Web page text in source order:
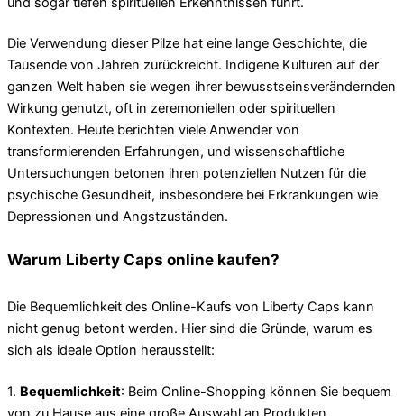
Die Verwendung dieser Pilze hat eine lange Geschichte, die
Tausende von Jahren zurückreicht. Indigene Kulturen auf der
ganzen Welt haben sie wegen ihrer bewusstseinsverändernden
Wirkung genutzt, oft in zeremoniellen oder spirituellen
Kontexten. Heute berichten viele Anwender von
transformierenden Erfahrungen, und wissenschaftliche
Untersuchungen betonen ihren potenziellen Nutzen für die
psychische Gesundheit, insbesondere bei Erkrankungen wie
Depressionen und Angstzuständen.
Warum Liberty Caps online kaufen?
Die Bequemlichkeit des Online-Kaufs von Liberty Caps kann
nicht genug betont werden. Hier sind die Gründe, warum es
sich als ideale Option herausstellt:
1. Bequemlichkeit: Beim Online-Shopping können Sie bequem